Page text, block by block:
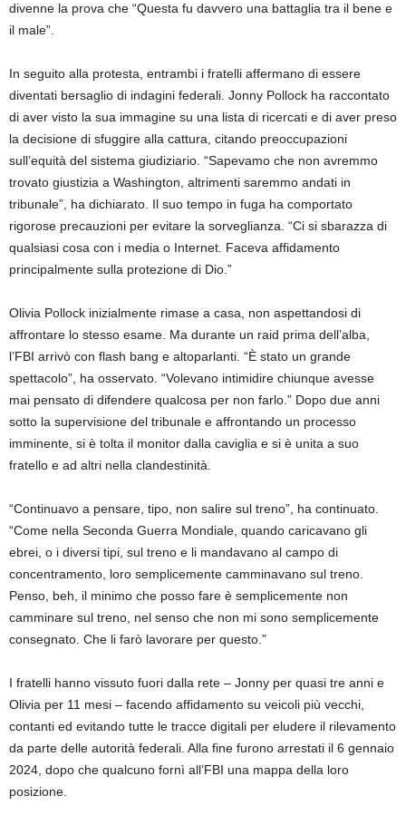
divenne la prova che “Questa fu davvero una battaglia tra il bene e
il male”.
In seguito alla protesta, entrambi i fratelli affermano di essere
diventati bersaglio di indagini federali. Jonny Pollock ha raccontato
di aver visto la sua immagine su una lista di ricercati e di aver preso
la decisione di sfuggire alla cattura, citando preoccupazioni
sull’equità del sistema giudiziario. “Sapevamo che non avremmo
trovato giustizia a Washington, altrimenti saremmo andati in
tribunale”, ha dichiarato. Il suo tempo in fuga ha comportato
rigorose precauzioni per evitare la sorveglianza. “Ci si sbarazza di
qualsiasi cosa con i media o Internet. Faceva affidamento
principalmente sulla protezione di Dio.”
Olivia Pollock inizialmente rimase a casa, non aspettandosi di
affrontare lo stesso esame. Ma durante un raid prima dell’alba,
l’FBI arrivò con flash bang e altoparlanti. “È stato un grande
spettacolo”, ha osservato. “Volevano intimidire chiunque avesse
mai pensato di difendere qualcosa per non farlo.” Dopo due anni
sotto la supervisione del tribunale e affrontando un processo
imminente, si è tolta il monitor dalla caviglia e si è unita a suo
fratello e ad altri nella clandestinità.
“Continuavo a pensare, tipo, non salire sul treno”, ha continuato.
“Come nella Seconda Guerra Mondiale, quando caricavano gli
ebrei, o i diversi tipi, sul treno e li mandavano al campo di
concentramento, loro semplicemente camminavano sul treno.
Penso, beh, il minimo che posso fare è semplicemente non
camminare sul treno, nel senso che non mi sono semplicemente
consegnato. Che li farò lavorare per questo.”
I fratelli hanno vissuto fuori dalla rete – Jonny per quasi tre anni e
Olivia per 11 mesi – facendo affidamento su veicoli più vecchi,
contanti ed evitando tutte le tracce digitali per eludere il rilevamento
da parte delle autorità federali. Alla fine furono arrestati il ​​6 gennaio
2024, dopo che qualcuno fornì all’FBI una mappa della loro
posizione.